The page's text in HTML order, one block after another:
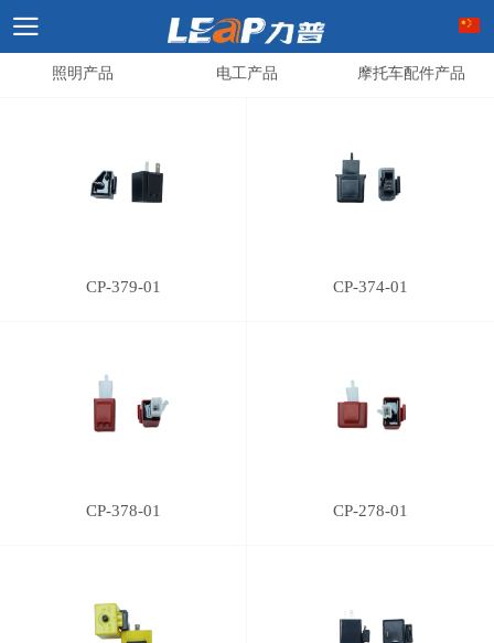
照明产品 电工产品 摩托车配件产品
CP-379-01 CP-374-01
CP-378-01 CP-278-01